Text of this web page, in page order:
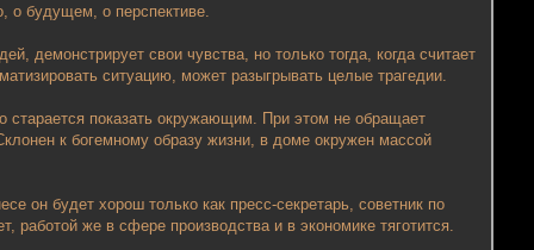
о будущем, о перспективе.
демонстрирует свои чувства, но только тогда, когда считает
ситуацию, может разыгрывать целые трагедии.
старается показать окружающим. При этом не обращает
к богемному образу жизни, в доме окружен массой
он будет хорош только как пресс-секретарь, советник по
же в сфере производства и в экономике тяготится.